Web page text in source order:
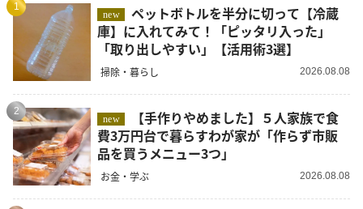
1
new
ペットボトルを半分に切って【冷蔵
庫】に入れてみて！「ピッタリ入った」
「取り出しやすい」【活用術3選】
掃除・暮らし 2026.08.08
2
new
費3万円台で暮らすわが家が「作らず市販
品を買うメニュー3つ」
お金・学ぶ 2026.08.08